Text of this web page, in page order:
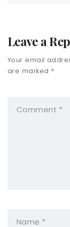
Leave a
Your email
are marked *